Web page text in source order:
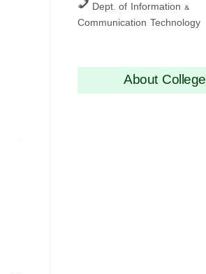
Dept. of Information &
Communication Technology
About College